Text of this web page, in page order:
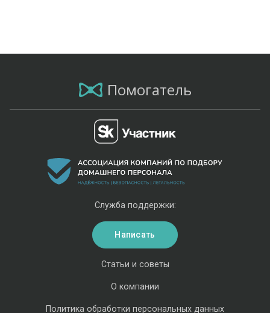
Помогатель
Статьи и советы
О компании
Политика обработки персональных данных
Служба поддержки:
Написать